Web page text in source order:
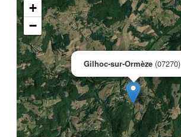
Gilhoc-sur-Ormèze (07270)
+
−